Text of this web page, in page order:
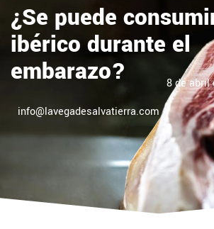
¿Se puede
ibérico durante el
embarazo?
info@lavegadesalvatierra.com
8 de abril